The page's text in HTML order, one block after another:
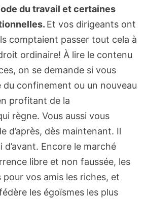
du travail et certaines
Et vos dirigeants ont
comptaient passer tout cela à
ordinaire! À lire le contenu
on se demande si vous
confinement ou un nouveau
profitant de la
règne. Vous aussi vous
d’après, dès maintenant. Il
d’avant. Encore le marché
libre et non faussée, les
pour vos amis les riches, et
les égoïsmes les plus